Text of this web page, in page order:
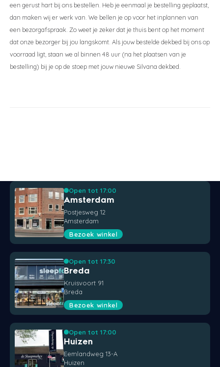
een gerust hart bij ons bestellen. Heb je eenmaal je bestelling geplaatst,
dan maken wij er werk van. We bellen je op voor het inplannen van
een bezorgafspraak. Zo weet je zeker dat je thuis bent op het moment
dat onze bezorger bij jou langskomt. Als jouw bestelde dekbed bij ons op
voorraad ligt, staan we al binnen 48 uur (na het plaatsen van je
bestelling) bij je op de stoep met jouw nieuwe Silvana dekbed.
Open tot 17:00
Amsterdam
Postjesweg 12
Amsterdam
Bezoek winkel
Open tot 17:30
Breda
Kruisvoort 91
Breda
Bezoek winkel
Open tot 17:00
Huizen
Eemlandweg 13-A
Huizen